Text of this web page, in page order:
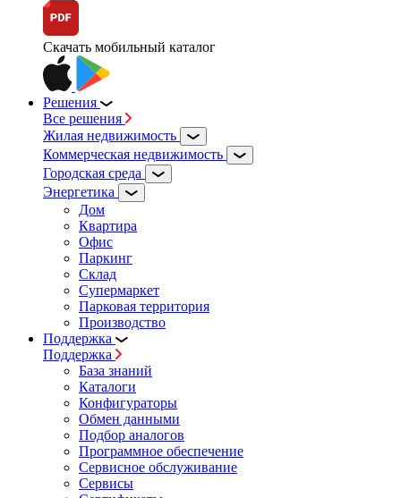
Скачать мобильный каталог
Решения
Все решения
Жилая недвижимость
Коммерческая недвижимость
Городская среда
Энергетика
Дом
Квартира
Офис
Паркинг
Склад
Супермаркет
Парковая территория
Производство
Поддержка
Поддержка
База знаний
Каталоги
Конфигураторы
Обмен данными
Подбор аналогов
Программное обеспечение
Сервисное обслуживание
Сервисы